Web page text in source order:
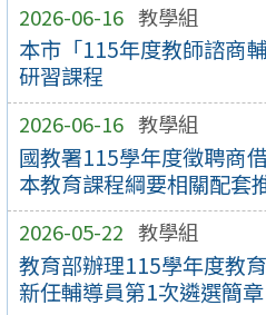
2026-06-16 教學組
本市「115年度教師諮商
研習課程
2026-06-16 教學組
國教署115學年度徵聘商
本教育課程綱要相關配套
2026-05-22 教學組
教育部辦理115學年度教
新任輔導員第1次遴選簡章